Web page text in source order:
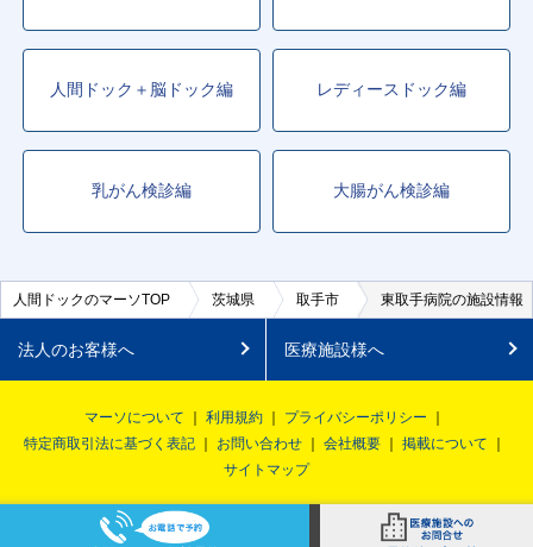
人間ドック＋脳ドック編 レディースドック編
乳がん検診編 大腸がん検診編
人間ドックのマーソTOP 茨城県 取手市 東取手病院の施設情報
法人のお客様へ 医療施設様へ
マーソについて 利用規約
プライバシーポリシー
特定商取引法に基づく表記
お問い合わせ 会社概要
掲載について
サイトマップ
© MRSO Inc. All rights reserved.